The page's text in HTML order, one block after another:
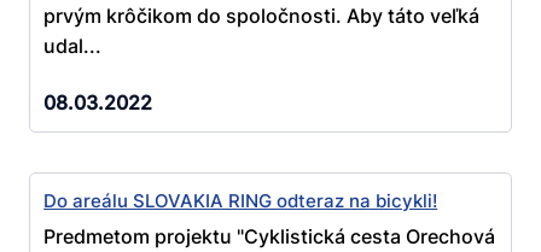
prvým krôčikom do spoločnosti. Aby táto veľká
udal...
08.03.2022
Do areálu SLOVAKIA RING odteraz na bicykli!
Predmetom projektu "Cyklistická cesta Orechová